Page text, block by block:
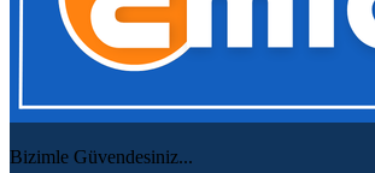
Bizimle Güvendesiniz...